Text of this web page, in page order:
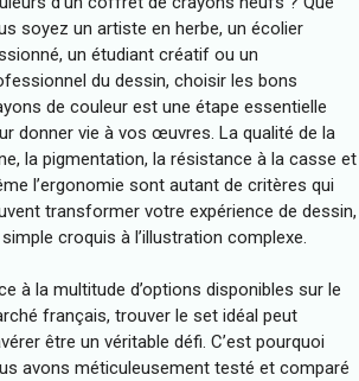
soyez un artiste en herbe, un écolier
un étudiant créatif ou un
du dessin, choisir les bons
de couleur est une étape essentielle
donner vie à vos œuvres. La qualité de la
la pigmentation, la résistance à la casse et
l’ergonomie sont autant de critères qui
transformer votre expérience de dessin,
croquis à l’illustration complexe.
à la multitude d’options disponibles sur le
français, trouver le set idéal peut
être un véritable défi. C’est pourquoi
avons méticuleusement testé et comparé